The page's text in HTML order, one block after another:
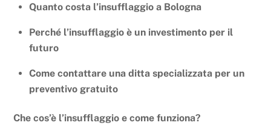
Quanto costa l’insufflaggio a Bologna
Perché l’insufflaggio è un investimento per il
futuro
Come contattare una ditta specializzata per un
preventivo gratuito
Che cos’è l’insufflaggio e come funziona?